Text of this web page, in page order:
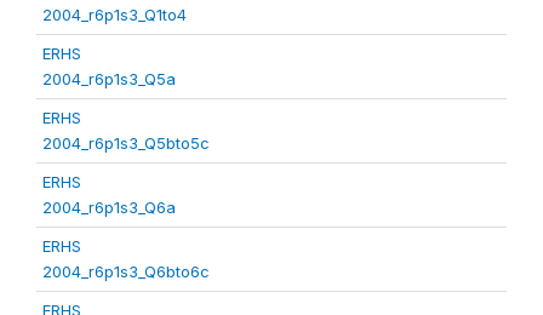
2004_r6p1s3_Q1to4
ERHS
2004_r6p1s3_Q5a
ERHS
2004_r6p1s3_Q5bto5c
ERHS
2004_r6p1s3_Q6a
ERHS
2004_r6p1s3_Q6bto6c
ERHS